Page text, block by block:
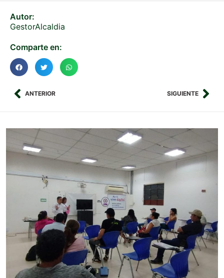
Autor:
GestorAlcaldia
Comparte en:
ANTERIOR SIGUIENTE